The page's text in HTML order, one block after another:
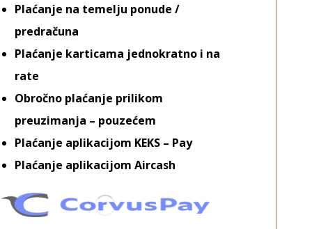
Plaćanje na temelju ponude /
predračuna
Plaćanje karticama jednokratno i na
rate
Obročno plaćanje prilikom
preuzimanja – pouzećem
Plaćanje aplikacijom KEKS – Pay
Plaćanje aplikacijom Aircash